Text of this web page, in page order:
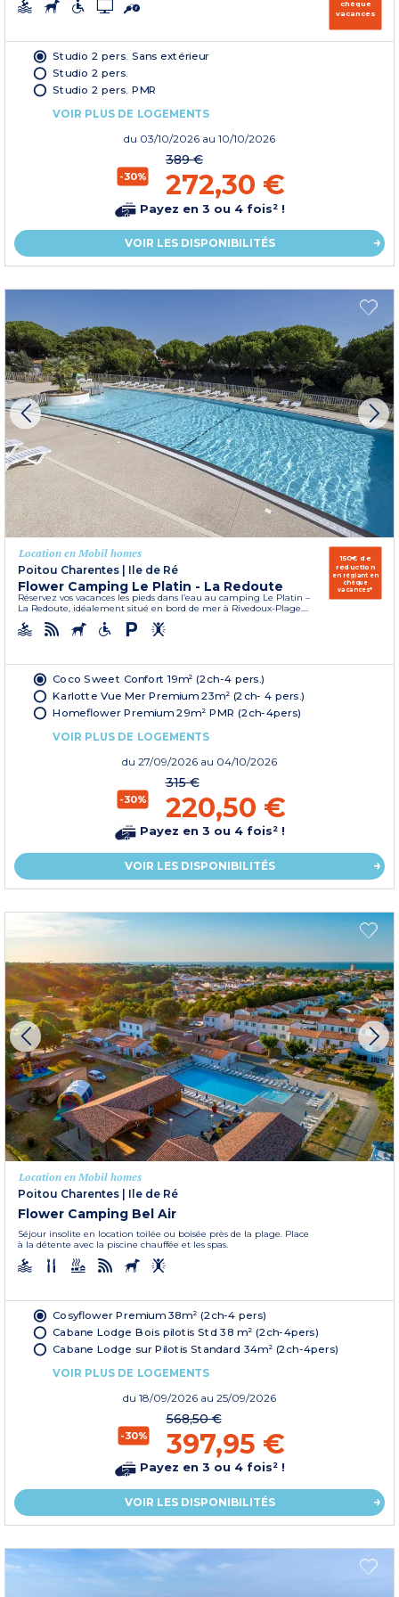
chèque
vacances
Studio 2 pers. Sans extérieur
Studio 2 pers.
Studio 2 pers. PMR
VOIR PLUS DE LOGEMENTS
du 03/10/2026 au 10/10/2026
-30%
389 €
272,30 €
Payez en 3 ou 4 fois² !
VOIR LES DISPONIBILITÉS
Location en Mobil homes
Poitou Charentes
Ile de Ré
Flower Camping Le Platin - La Redoute
Réservez vos vacances les pieds dans l’eau au camping Le Platin –
La Redoute, idéalement situé en bord de mer à Rivedoux-Plage....
150€ de
réduction
en réglant en
chèque
vacances*
Coco Sweet Confort 19m² (2ch-4 pers.)
Karlotte Vue Mer Premium 23m² (2ch- 4 pers.)
Homeflower Premium 29m² PMR (2ch-4pers)
VOIR PLUS DE LOGEMENTS
du 27/09/2026 au 04/10/2026
-30%
315 €
220,50 €
Payez en 3 ou 4 fois² !
VOIR LES DISPONIBILITÉS
Location en Mobil homes
Poitou Charentes | Ile de Ré
Flower Camping Bel Air
Séjour insolite en location toilée ou boisée près de la plage. Place
à la détente avec la piscine chauffée et les spas.
Cosyflower Premium 38m² (2ch-4 pers)
Cabane Lodge Bois pilotis Std 38 m² (2ch-4pers)
Cabane Lodge sur Pilotis Standard 34m² (2ch-4pers)
VOIR PLUS DE LOGEMENTS
du 18/09/2026 au 25/09/2026
-30%
568,50 €
397,95 €
Payez en 3 ou 4 fois² !
VOIR LES DISPONIBILITÉS